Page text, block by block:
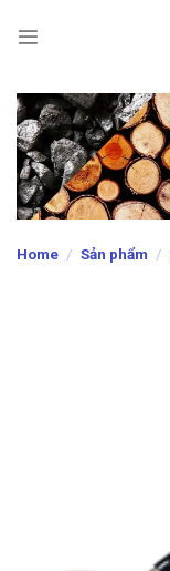
Home / Sản phẩm /